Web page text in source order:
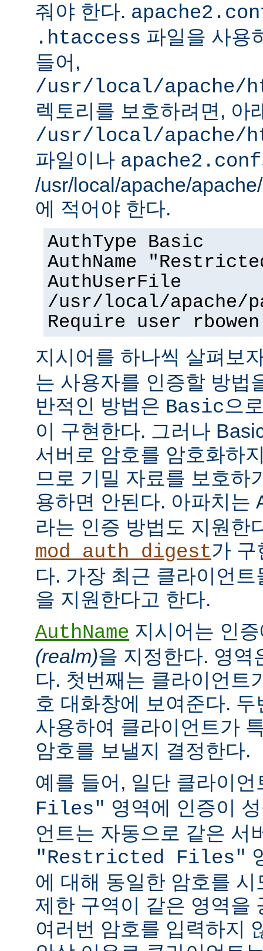
줘야 한다.
.htaccess 파일을 사용
들어,
/usr/local/apache/
렉토리를 보호하려면, 아
/usr/local/apache/
파일이나 apache2.conf
/usr/local/apache/
에 적어야 한다.
AuthType Basic
AuthName
AuthUserFile
/usr/local/apache/
Require user rbowen
지시어를 하나씩 살펴보
는 사용자를 인증할 방법
반적인 방법은 Basic으
이 구현한다. 그러나
서버로 암호를 암호화하
므로 기밀 자료를 보호하
용하면 안된다. 아파치는
라는 인증 방법도 지원한
mod_auth_digest가 구
다. 가장 최근 클라이언
을 지원한다고 한다.
AuthName 지시어는 인
(realm)을 지정한다. 영역
다. 첫번째는 클라이언트
호 대화창에 보여준다.
사용하여 클라이언트가
암호를 보낼지 결정한다.
예를 들어, 일단 클라이
Files" 영역에 인증이
언트는 자동으로 같은 서
"Restricted Files"
에 대해 동일한 암호를
제한 구역이 같은 영역을
여러번 암호를 입력하지